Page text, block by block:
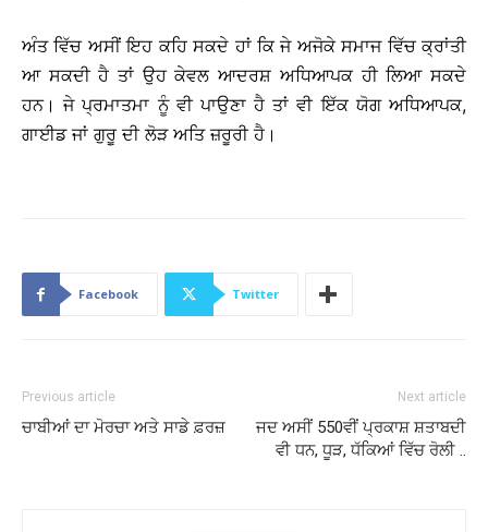
ਅੰਤ ਵਿੱਚ ਅਸੀਂ ਇਹ ਕਹਿ ਸਕਦੇ ਹਾਂ ਕਿ ਜੇ ਅਜੋਕੇ ਸਮਾਜ ਵਿੱਚ ਕ੍ਰਾਂਤੀ
ਆ ਸਕਦੀ ਹੈ ਤਾਂ ਉਹ ਕੇਵਲ ਆਦਰਸ਼ ਅਧਿਆਪਕ ਹੀ ਲਿਆ ਸਕਦੇ
ਹਨ। ਜੇ ਪ੍ਰਮਾਤਮਾ ਨੂੰ ਵੀ ਪਾਉਣਾ ਹੈ ਤਾਂ ਵੀ ਇੱਕ ਯੋਗ ਅਧਿਆਪਕ,
ਗਾਈਡ ਜਾਂ ਗੁਰੂ ਦੀ ਲੋੜ ਅਤਿ ਜ਼ਰੂਰੀ ਹੈ।
Facebook Twitter
Previous article
ਚਾਬੀਆਂ ਦਾ ਮੋਰਚਾ ਅਤੇ ਸਾਡੇ ਫ਼ਰਜ਼
Next article
ਜਦ ਅਸੀਂ 550ਵੀਂ ਪ੍ਰਕਾਸ਼ ਸ਼ਤਾਬਦੀ
ਵੀ ਧਨ, ਧੂੜ, ਧੱਕਿਆਂ ਵਿੱਚ ਰੋਲੀ ..